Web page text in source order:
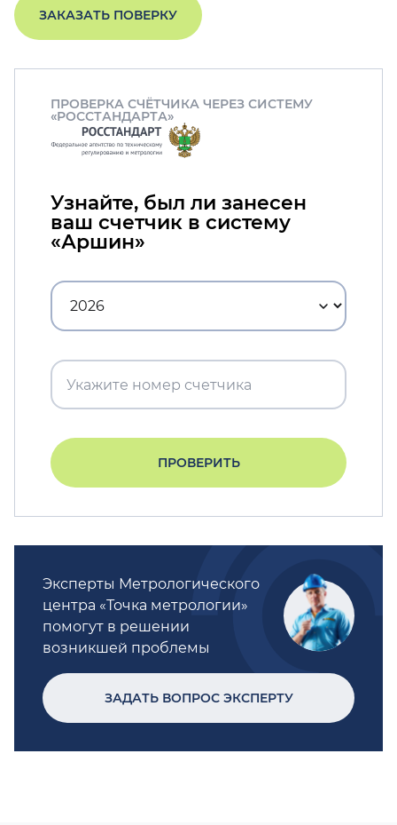
ЗАКАЗАТЬ ПОВЕРКУ
ПРОВЕРКА СЧЁТЧИКА ЧЕРЕЗ СИСТЕМУ
«РОССТАНДАРТА»
Узнайте, был ли занесен
ваш счетчик в систему
«Аршин»
ПРОВЕРИТЬ
Эксперты Метрологического
центра «Точка метрологии»
помогут в решении
возникшей проблемы
ЗАДАТЬ ВОПРОС ЭКСПЕРТУ